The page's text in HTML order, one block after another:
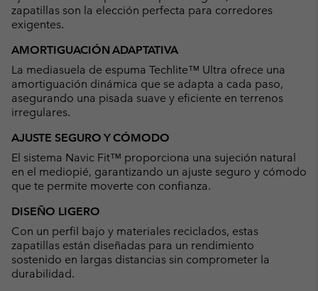
zapatillas son la elección perfecta para corredores
exigentes.
AMORTIGUACIÓN ADAPTATIVA
La mediasuela de espuma Techlite™ Ultra ofrece una
amortiguación dinámica que se adapta a cada paso,
asegurando una pisada suave y eficiente en terrenos
irregulares.
AJUSTE SEGURO Y CÓMODO
El sistema Navic Fit™ proporciona una sujeción natural
en el mediopié, garantizando un ajuste seguro y cómodo
que te permite moverte con confianza.
DISEÑO LIGERO
Con un perfil bajo y materiales reciclados, estas
zapatillas están diseñadas para un rendimiento
sostenido en largas distancias sin comprometer la
durabilidad.